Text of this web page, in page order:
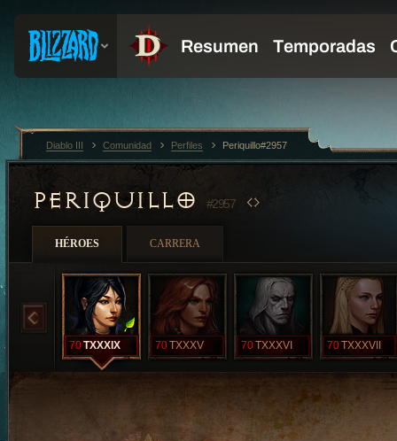
PERIQUILLO #2957
HÉROES CARRERA
70TXXXIX 70TXXXV 70TXXXVI 70TXXXVII
Diablo III Comunidad Perfiles Periquillo#2957